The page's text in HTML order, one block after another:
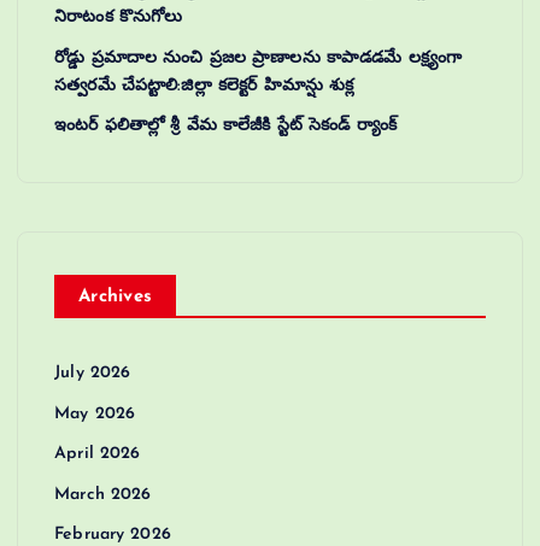
నిరాటంక కొనుగోలు
రోడ్డు ప్రమాదాల నుంచి ప్రజల ప్రాణాలను కాపాడడమే లక్ష్యంగా
సత్వరమే చేపట్టాలి:జిల్లా కలెక్టర్‌ హిమాన్షు శుక్ల
ఇంటర్ ఫలితాల్లో శ్రీ వేమ కాలేజీకి స్టేట్ సెకండ్ ర్యాంక్
Archives
July 2026
May 2026
April 2026
March 2026
February 2026